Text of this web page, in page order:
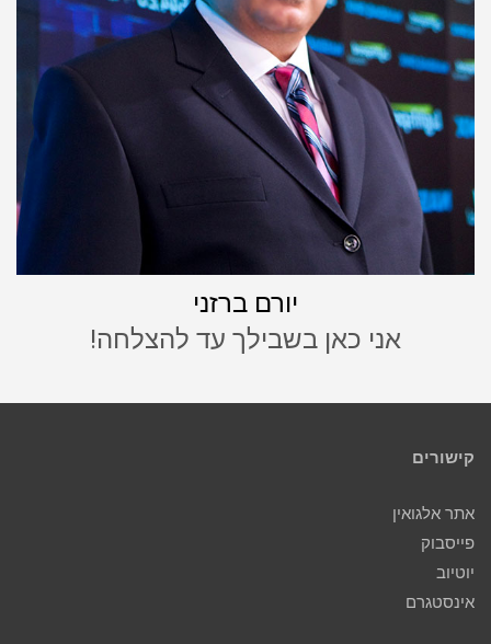
יורם ברזני
אני כאן בשבילך עד להצלחה!
קישורים
אתר אלגואין
פייסבוק
יוטיוב
אינסטגרם